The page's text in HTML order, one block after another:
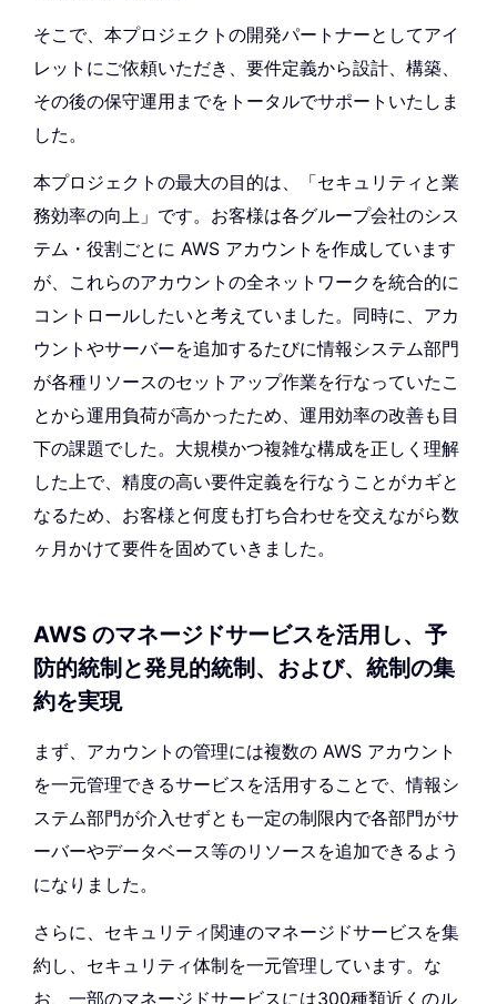
そこで、本プロジェクトの開発パートナーとしてアイ
レットにご依頼いただき、要件定義から設計、構築、
その後の保守運用までをトータルでサポートいたしま
した。
本プロジェクトの最大の目的は、「セキュリティと業
務効率の向上」です。お客様は各グループ会社のシス
テム・役割ごとに AWS アカウントを作成しています
が、これらのアカウントの全ネットワークを統合的に
コントロールしたいと考えていました。同時に、アカ
ウントやサーバーを追加するたびに情報システム部門
が各種リソースのセットアップ作業を行なっていたこ
とから運用負荷が高かったため、運用効率の改善も目
下の課題でした。大規模かつ複雑な構成を正しく理解
した上で、精度の高い要件定義を行なうことがカギと
なるため、お客様と何度も打ち合わせを交えながら数
ヶ月かけて要件を固めていきました。
AWS のマネージドサービスを活用し、予
防的統制と発見的統制、および、統制の集
約を実現
まず、アカウントの管理には複数の AWS アカウント
を一元管理できるサービスを活用することで、情報シ
ステム部門が介入せずとも一定の制限内で各部門がサ
ーバーやデータベース等のリソースを追加できるよう
になりました。
さらに、セキュリティ関連のマネージドサービスを集
約し、セキュリティ体制を一元管理しています。な
お、一部のマネージドサービスには300種類近くのル